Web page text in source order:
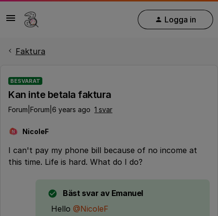
Logga in
Faktura
BESVARAT
Kan inte betala faktura
Forum|Forum|6 years ago 1 svar
N NicoleF
I can't pay my phone bill because of no income at
this time. Life is hard. What do I do?
Bäst svar av Emanuel
Hello @NicoleF